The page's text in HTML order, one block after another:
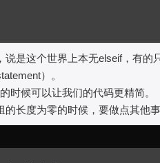
是这个世界上本无elseif，有
）。
时候可以让我们的代码更精简。
长度为零的时候，要做点其他